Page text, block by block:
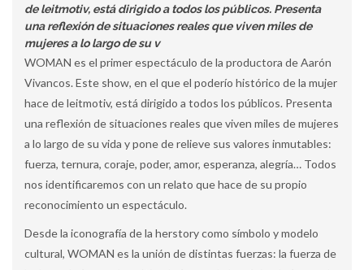
de leitmotiv, está dirigido a todos los públicos. Presenta
una reflexión de situaciones reales que viven miles de
mujeres a lo largo de su v
WOMAN es el primer espectáculo de la productora de Aarón
Vivancos. Este show, en el que el poderío histórico de la mujer
hace de leitmotiv, está dirigido a todos los públicos. Presenta
una reflexión de situaciones reales que viven miles de mujeres
a lo largo de su vida y pone de relieve sus valores inmutables:
fuerza, ternura, coraje, poder, amor, esperanza, alegría… Todos
nos identificaremos con un relato que hace de su propio
reconocimiento un espectáculo.
Desde la iconografía de la herstory como símbolo y modelo
cultural, WOMAN es la unión de distintas fuerzas: la fuerza de